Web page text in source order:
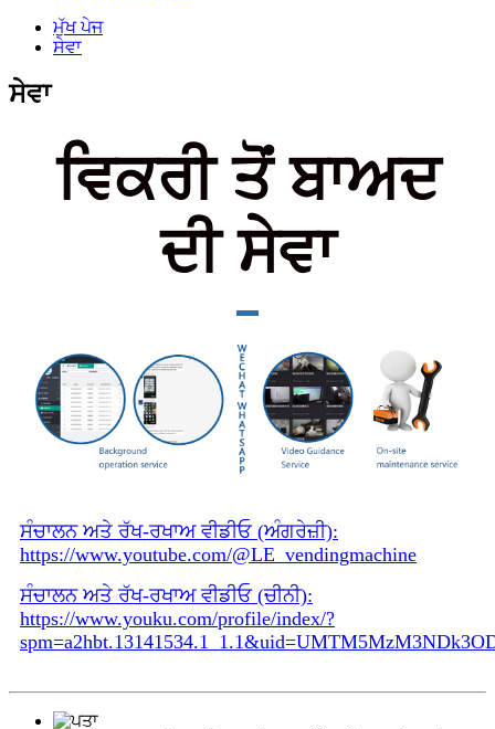
ਮੁੱਖ ਪੇਜ
ਸੇਵਾ
ਸੇਵਾ
ਵਿਕਰੀ ਤੋਂ ਬਾਅਦ
ਦੀ ਸੇਵਾ
ਸੰਚਾਲਨ ਅਤੇ ਰੱਖ-ਰਖਾਅ ਵੀਡੀਓ (ਅੰਗਰੇਜ਼ੀ):
https://www.youtube.com/@LE_vendingmachine
ਸੰਚਾਲਨ ਅਤੇ ਰੱਖ-ਰਖਾਅ ਵੀਡੀਓ (ਚੀਨੀ):
https://www.youku.com/profile/index/?